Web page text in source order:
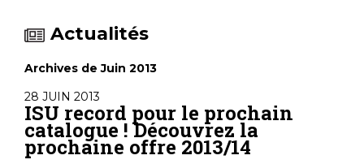
Actualités
Archives de Juin 2013
28 JUIN 2013
ISU record pour le prochain
catalogue ! Découvrez la
prochaine offre 2013/14